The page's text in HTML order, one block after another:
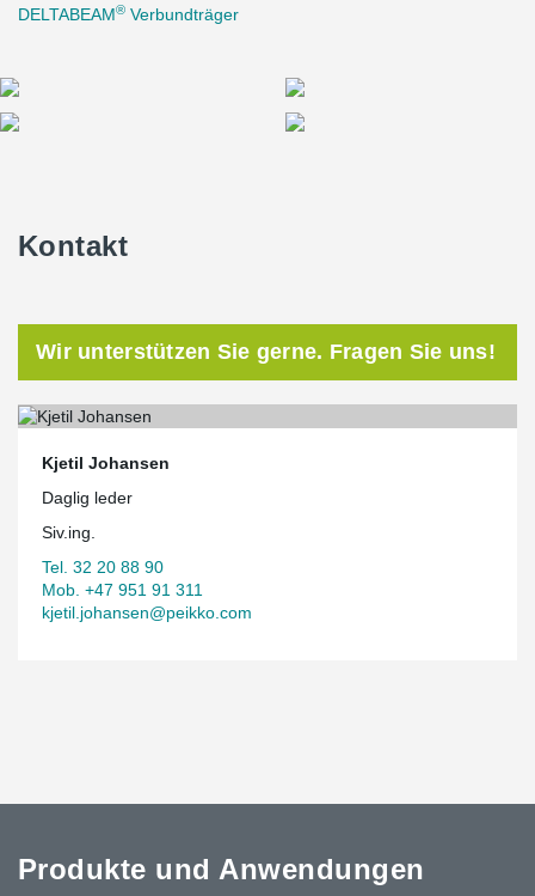
DELTABEAM® Verbundträger
Kontakt
Wir unterstützen Sie gerne. Fragen Sie uns!
Kjetil Johansen
Daglig leder
Siv.ing.
Tel. 32 20 88 90
Mob. +47 951 91 311
kjetil.johansen@peikko.com
Produkte und Anwendungen